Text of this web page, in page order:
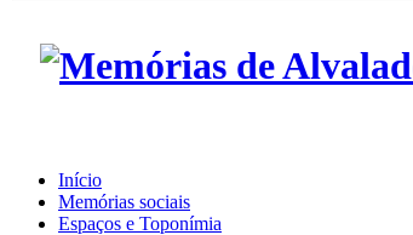
Início
Memórias sociais
Espaços e Toponímia